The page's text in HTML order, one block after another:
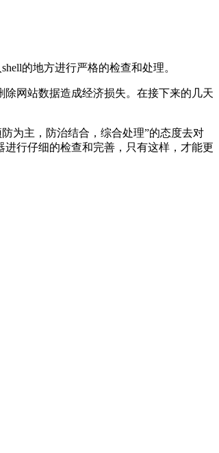
的地方进行严格的检查和处理。
网站数据造成经济损失。在接下来的几天
为主，防治结合，综合处理”的态度去对
行仔细的检查和完善，只有这样，才能更